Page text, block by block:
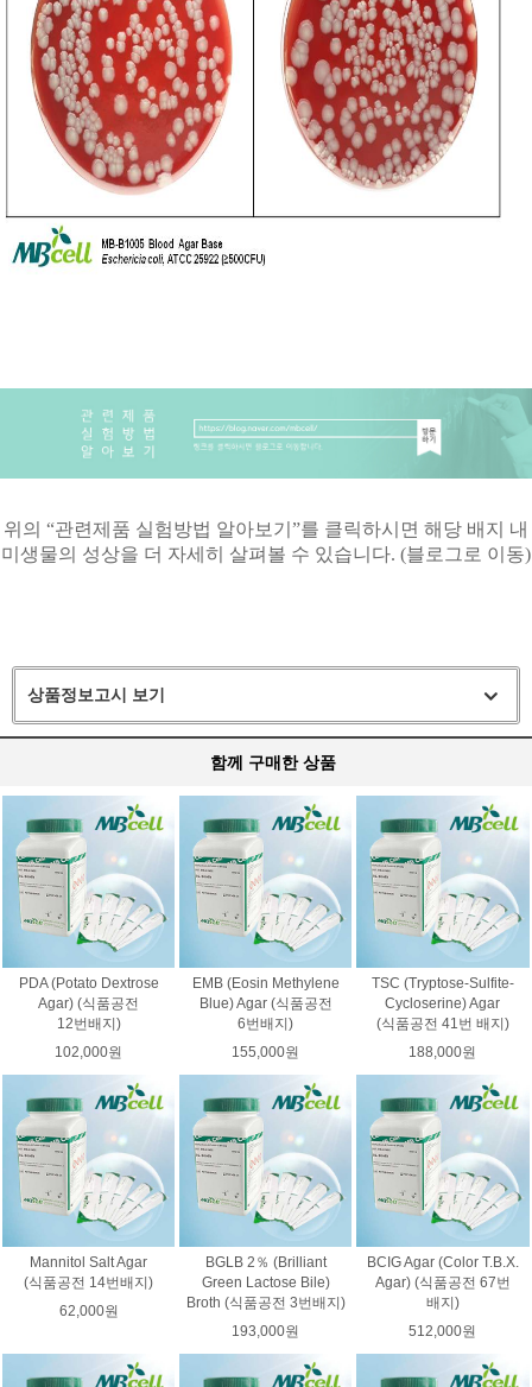
위의 “관련제품 실험방법 알아보기 ”를 클릭하시면 해당 배지 내
미생물의 성상을 더 자세히 살펴볼 수 있습니다. (블로그로 이동)
상품정보고시 보기
함께 구매한 상품
PDA (Potato Dextrose
Agar) (식품공전
12번배지)
102,000원
EMB (Eosin Methylene
Blue) Agar (식품공전
6번배지)
155,000원
TSC (Tryptose-Sulfite-
Cycloserine) Agar
(식품공전 41번 배지)
188,000원
Mannitol Salt Agar
(식품공전 14번배지)
62,000원
BGLB 2％ (Brilliant
Green Lactose Bile)
Broth (식품공전 3번배지)
193,000원
BCIG Agar (Color T.B.X.
Agar) (식품공전 67번
배지)
512,000원